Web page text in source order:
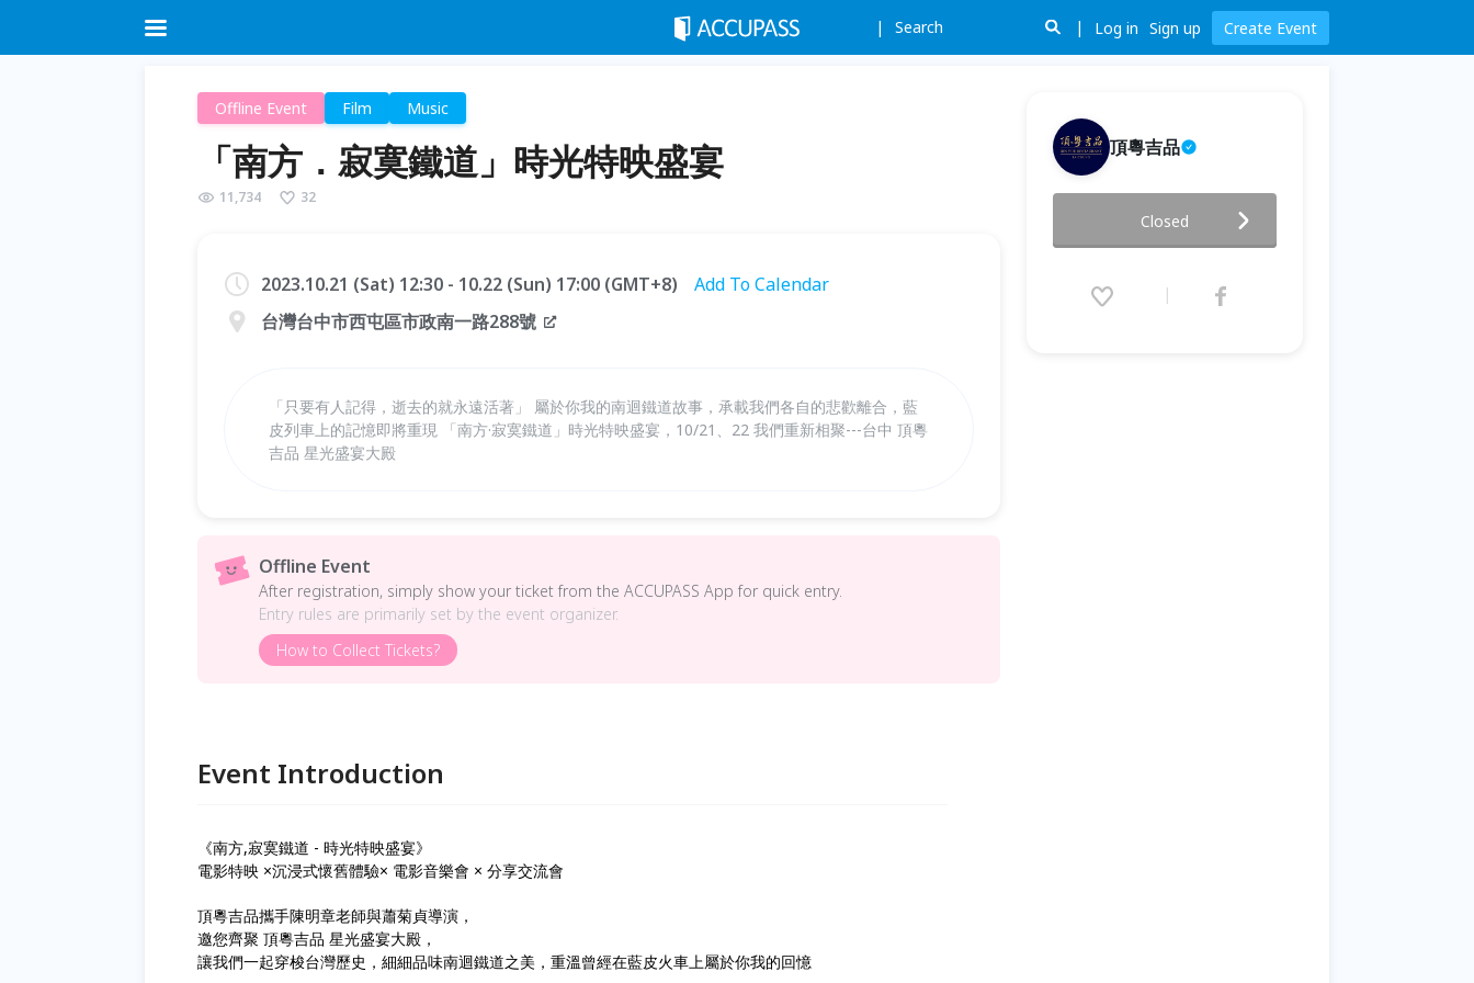
Search Log in Sign up Create Event
Offline Event Film Music
「南方．寂寞鐵道」時光特映盛宴
11,734 32
2023.10.21 (Sat) 12:30 - 10.22 (Sun) 17:00 (GMT+8)
Add To Calendar
台灣台中市西屯區市政南一路288號
「只要有人記得，逝去的就永遠活著」 屬於你我的南迴鐵道故事，承載我們各自的悲歡離合，藍
皮列車上的記憶即將重現 「南方·寂寞鐵道」時光特映盛宴，10/21、22 我們重新相聚---台中 頂粵
吉品 星光盛宴大殿
Offline Event
After registration, simply show your ticket from the ACCUPASS App for quick entry.
Entry rules are primarily set by the event organizer.
How to Collect Tickets?
Event Introduction
《南方,寂寞鐵道 - 時光特映盛宴》
電影特映 ×沉浸式懷舊體驗× 電影音樂會 × 分享交流會
頂粵吉品攜手陳明章老師與蕭菊貞導演，
邀您齊聚 頂粵吉品 星光盛宴大殿，
讓我們一起穿梭台灣歷史，細細品味南迴鐵道之美，重溫曾經在藍皮火車上屬於你我的回憶
頂粵吉品
2023.10.21 (Sat) 12:30 - 10.22
Closed